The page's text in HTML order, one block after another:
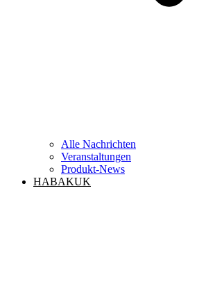
Alle Nachrichten
Veranstaltungen
Produkt-News
HABAKUK